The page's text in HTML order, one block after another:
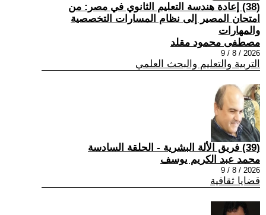
(38) إعادة هندسة التعليم الثانوي في مصر: من
امتحان المصير إلى نظام المسارات التخصصية
والمهارات
مصطفى محمود مقلد
2026 / 8 / 9
التربية والتعليم والبحث العلمي
(39) فريق الألة البشرية - الحلقة السادسة
محمد عبد الكريم يوسف
2026 / 8 / 9
قضايا ثقافية